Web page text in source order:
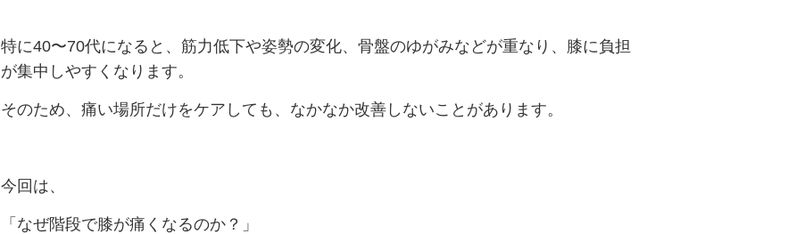
特に40〜70代になると、筋力低下や姿勢の変化、骨盤のゆがみなどが重なり、膝に負担
が集中しやすくなります。
そのため、痛い場所だけをケアしても、なかなか改善しないことがあります。
今回は、
「なぜ階段で膝が痛くなるのか？」